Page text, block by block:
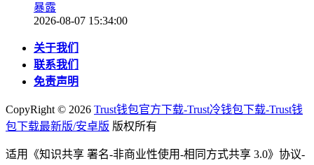
暴露
2026-08-07 15:34:00
关于我们
联系我们
免责声明
CopyRight © 2026 Trust钱包官方下载-Trust冷钱包下载-Trust钱
包下载最新版/安卓版 版权所有
适用《知识共享 署名-非商业性使用-相同方式共享 3.0》协议-